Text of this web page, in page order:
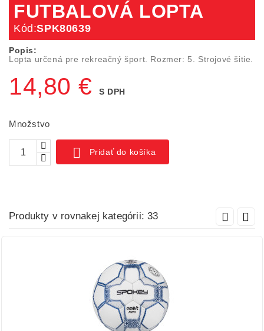
FUTBALOVÁ LOPTA
Kód:SPK80639
Popis:
Lopta určená pre rekreačný šport. Rozmer: 5. Strojové šitie.
14,80 € S DPH
Množstvo
 Pridať do košíka
Produkty v rovnakej kategórii: 33